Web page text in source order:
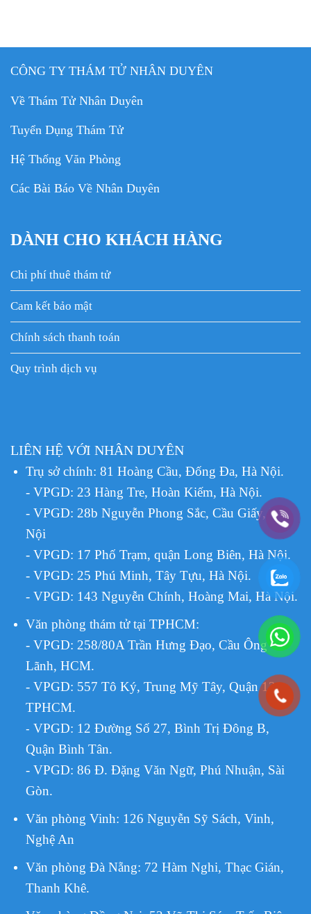
CÔNG TY THÁM TỬ NHÂN DUYÊN
Về Thám Tử Nhân Duyên
Tuyển Dụng Thám Tử
Hệ Thống Văn Phòng
Các Bài Báo Về Nhân Duyên
DÀNH CHO KHÁCH HÀNG
Chi phí thuê thám tử
Cam kết bảo mật
Chính sách thanh toán
Quy trình dịch vụ
LIÊN HỆ VỚI NHÂN DUYÊN
Trụ sở chính: 81 Hoàng Cầu, Đống Đa, Hà Nội.
- VPGD: 23 Hàng Tre, Hoàn Kiếm, Hà Nội.
- VPGD: 28b Nguyễn Phong Sắc, Cầu Giấy, Hà
Nội
- VPGD: 17 Phố Trạm, quận Long Biên, Hà Nội.
- VPGD: 25 Phú Minh, Tây Tựu, Hà Nội.
- VPGD: 143 Nguyễn Chính, Hoàng Mai, Hà Nội.
Văn phòng thám tử tại TPHCM:
- VPGD: 258/80A Trần Hưng Đạo, Cầu Ông
Lãnh, HCM.
- VPGD: 557 Tô Ký, Trung Mỹ Tây, Quận 12,
TPHCM.
- VPGD: 12 Đường Số 27, Bình Trị Đông B,
Quận Bình Tân.
- VPGD: 86 Đ. Đặng Văn Ngữ, Phú Nhuận, Sài
Gòn.
Văn phòng Vinh: 126 Nguyễn Sỹ Sách, Vinh,
Nghệ An
Văn phòng Đà Nẵng: 72 Hàm Nghi, Thạc Gián,
Thanh Khê.